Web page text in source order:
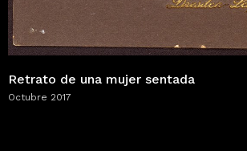
Retrato de una mujer sentada
Octubre 2017